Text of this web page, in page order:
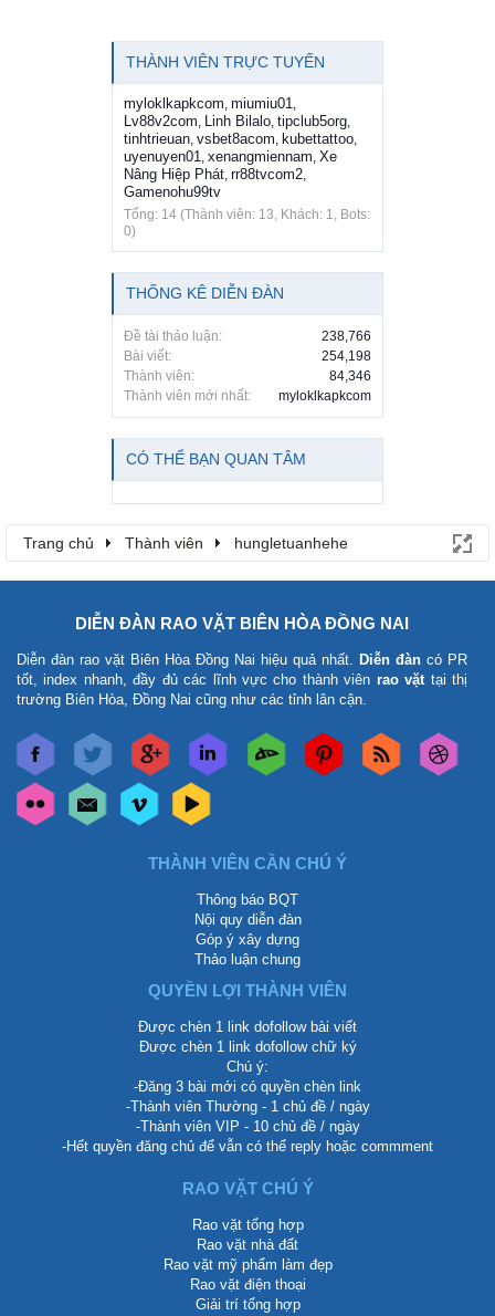
THÀNH VIÊN TRỰC TUYẾN
myloklkapkcom, miumiu01,
Lv88v2com, Linh Bilalo, tipclub5org,
tinhtrieuan, vsbet8acom, kubettattoo,
uyenuyen01, xenangmiennam, Xe
Nâng Hiệp Phát, rr88tvcom2,
Gamenohu99tv
Tổng: 14 (Thành viên: 13, Khách: 1, Bots:
0)
THỐNG KÊ DIỄN ĐÀN
Đề tài thảo luận:
238,766
Bài viết:
254,198
Thành viên:
84,346
Thành viên mới nhất:
myloklkapkcom
CÓ THỂ BẠN QUAN TÂM
Trang chủ Thành viên hungletuanhehe
DIỄN ĐÀN RAO VẶT BIÊN HÒA ĐỒNG NAI
Diễn đàn rao vặt Biên Hòa Đồng Nai hiệu quả nhất. Diễn đàn có PR
tốt, index nhanh, đầy đủ các lĩnh vực cho thành viên rao vặttại thị
trường Biên Hòa, Đồng Nai cũng như các tỉnh lân cận.
THÀNH VIÊN CẦN CHÚ Ý
Thông báo BQT
Nội quy diễn đàn
Góp ý xây dựng
Thảo luận chung
QUYỀN LỢI THÀNH VIÊN
Được chèn 1 link dofollow bài viết
Được chèn 1 link dofollow chữ ký
Chú ý:
-Đăng 3 bài mới có quyền chèn link
-Thành viên Thường - 1 chủ đề / ngày
-Thành viên VIP - 10 chủ đề / ngày
-Hết quyền đăng chủ để vẫn có thể reply hoặc commment
RAO VẶT CHÚ Ý
Rao vặt tổng hợp
Rao vặt nhà đất
Rao vặt mỹ phẩm làm đẹp
Rao vặt điện thoại
Giải trí tổng hợp